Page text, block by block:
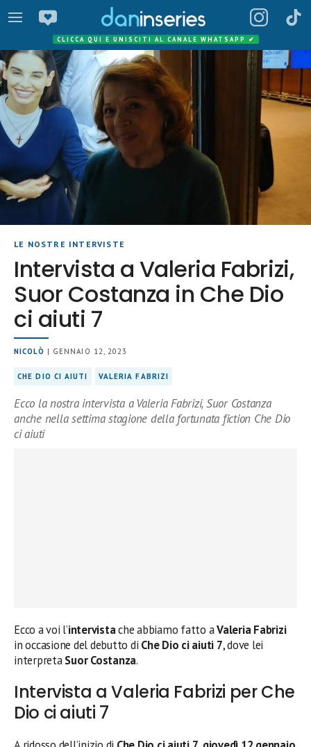
CLICCA QUI E UNISCITI AL CANALE WHATSAPP ✔
LE NOSTRE INTERVISTE
Intervista a Valeria Fabrizi,
Suor Costanza in Che Dio
ci aiuti 7
NICOLÒ | GENNAIO 12, 2023
CHE DIO CI AIUTI VALERIA FABRIZI
Ecco la nostra intervista a Valeria Fabrizi, Suor Costanza
anche nella settima stagione della fortunata fiction Che Dio
ci aiuti
Ecco a voi l’intervistache abbiamo fatto aValeria Fabrizi
in occasione del debutto di Che Dio ci aiuti 7, dove lei
interpretaSuor Costanza.
Intervista a Valeria Fabrizi per Che
Dio ci aiuti 7